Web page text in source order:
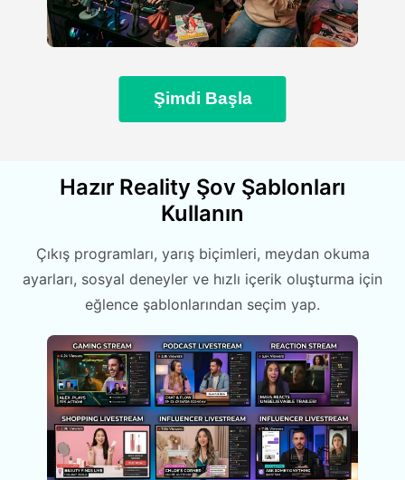
Şimdi Başla
Hazır Reality Şov Şablonları
Kullanın
Çıkış programları, yarış biçimleri, meydan okuma
ayarları, sosyal deneyler ve hızlı içerik oluşturma için
eğlence şablonlarından seçim yap.